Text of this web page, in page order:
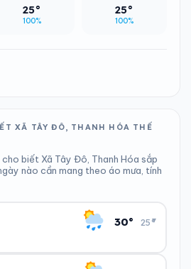
25°
100%
25°
100%
XÃ TÂY ĐÔ, THANH HÓA THẾ
biết Xã Tây Đô, Thanh Hóa sắp
nào cần mang theo áo mưa, tính
30° 25°
▾